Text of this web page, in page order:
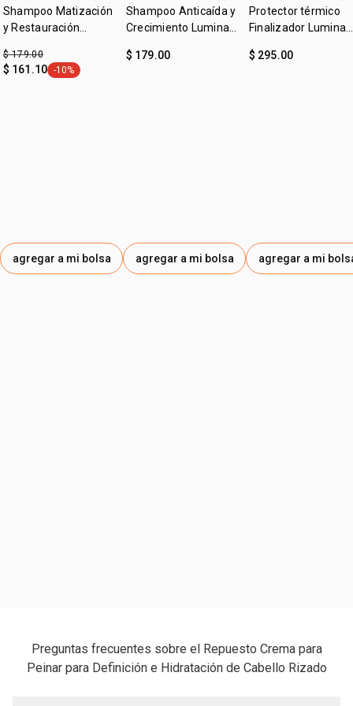
Esqualano Vegetal
• producto vegano
Shampoo Matización
y Restauración
$ 179.00
$ 161.10 etiqueta -10%
-10%
agregar a mi bolsa
Shampoo Anticaída y
Crecimiento Lumina
$ 179.00
agregar a mi bolsa
Protector térmico
Finalizador Lumina
$ 295.00
agregar a mi
Preguntas frecuentes sobre el Repuesto Crema para
Peinar para Definición e Hidratación de Cabello Rizado